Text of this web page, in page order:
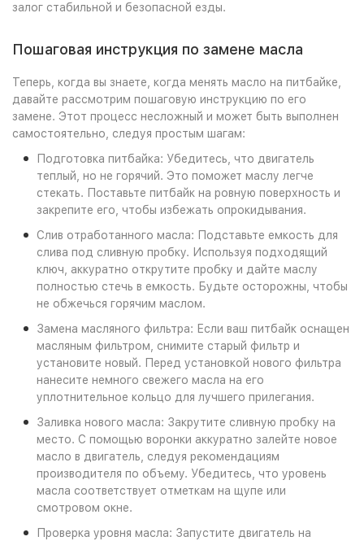
залог стабильной и безопасной езды.
Пошаговая инструкция по замене масла
Теперь, когда вы знаете, когда менять масло на питбайке,
давайте рассмотрим пошаговую инструкцию по его
замене. Этот процесс несложный и может быть выполнен
самостоятельно, следуя простым шагам:
Подготовка питбайка: Убедитесь, что двигатель
теплый, но не горячий. Это поможет маслу легче
стекать. Поставьте питбайк на ровную поверхность и
закрепите его, чтобы избежать опрокидывания.
Слив отработанного масла: Подставьте емкость для
слива под сливную пробку. Используя подходящий
ключ, аккуратно открутите пробку и дайте маслу
полностью стечь в емкость. Будьте осторожны, чтобы
не обжечься горячим маслом.
Замена масляного фильтра: Если ваш питбайк оснащен
масляным фильтром, снимите старый фильтр и
установите новый. Перед установкой нового фильтра
нанесите немного свежего масла на его
уплотнительное кольцо для лучшего прилегания.
Заливка нового масла: Закрутите сливную пробку на
место. С помощью воронки аккуратно залейте новое
масло в двигатель, следуя рекомендациям
производителя по объему. Убедитесь, что уровень
масла соответствует отметкам на щупе или
смотровом окне.
Проверка уровня масла: Запустите двигатель на